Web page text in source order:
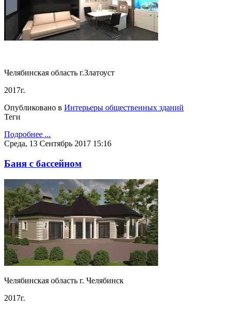
Челябинская область г.Златоуст
2017г.
Опубликовано в Интерьеры общественных зданий
Теги
Подробнее ...
Среда, 13 Сентябрь 2017 15:16
Баня с бассейном
Челябинская область г. Челябинск
2017г.